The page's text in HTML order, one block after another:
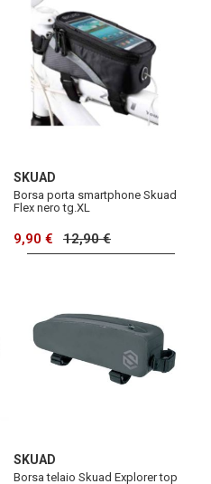
SKUAD
Borsa porta smartphone Skuad
Flex nero tg.XL
9,90 € 12,90 €
SKUAD
Borsa telaio Skuad Explorer top